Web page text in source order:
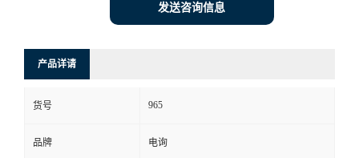
发送咨询信息
产品详请
货号 965
品牌 电询